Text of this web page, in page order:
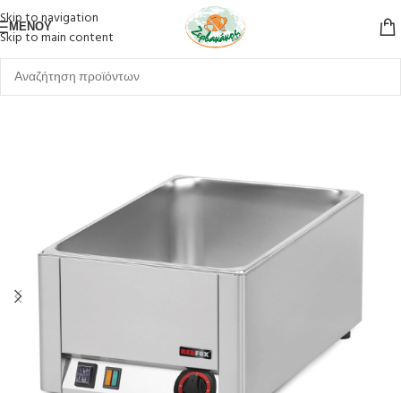
Skip to navigation
Skip to main content
ΜΕΝΟΎ